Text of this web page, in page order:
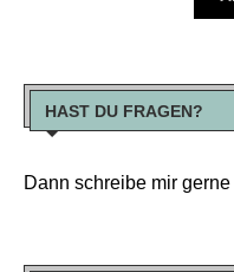
HAST DU FRAGEN?
Dann schreibe mir